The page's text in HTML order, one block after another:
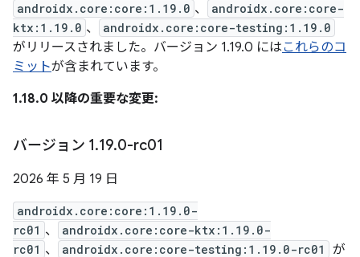
androidx.core:core:1.19.0 、
androidx.core:core-
ktx:1.19.0 、 androidx.core:core-testing:1.19.0
がリリースされました。バージョン 1.19.0 にはこれらのコ
ミットが含まれています。
1.18.0 以降の重要な変更:
バージョン 1.19.0-rc01
2026 年 5 月 19 日
androidx.core:core:1.19.0-
rc01 、
androidx.core:core-ktx:1.19.0-
rc01 、 androidx.core:core-testing:1.19.0-rc01 が